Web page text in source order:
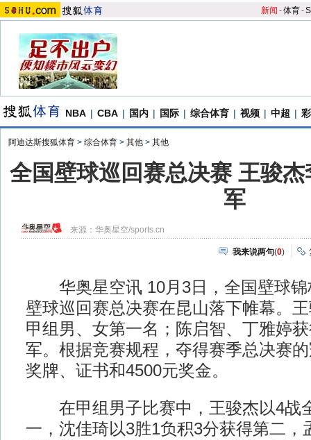
新闻 -体育-S
NBA | CBA | 国内 | 国际 | 综合体育 | 视频 | 中超 |
阿迪达斯搜狐体育 > 综合体育 > 其他 > 其他
全国壁球巡回赛总决赛 王骏
军
来源：华奥星空/sports.cn
我来说两句(0)
华奥星空讯 10月3日，全国壁球锦
壁球巡回赛总决赛在昆山落下帷幕。
甲组男、女第一名；陈启智、丁雅婷
军。根据竞赛规程，夺得赛季总决赛
奖牌、证书和4500元奖金。
在甲组男子比赛中，王骏杰以4战
一，沈佳琦以3胜1负积3分获得第二，